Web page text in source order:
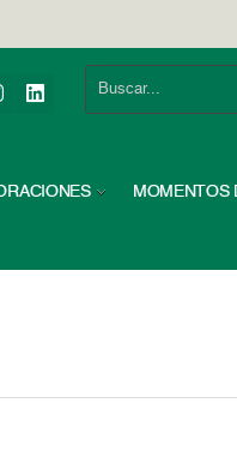
MOMENTOS